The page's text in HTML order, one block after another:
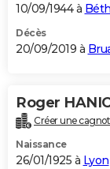
10/09/1944 à
Décès
20/09/2019 à
Roger
Créer une
Naissance
26/01/1925 à Lyon